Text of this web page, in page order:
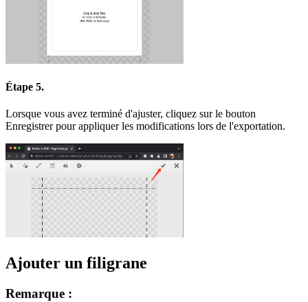
Étape 5.
Lorsque vous avez terminé d'ajuster, cliquez sur le bouton
Enregistrer pour appliquer les modifications lors de l'exportation.
Ajouter un filigrane
Remarque :